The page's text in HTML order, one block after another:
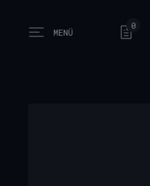
Open main menu
MENÜ
0